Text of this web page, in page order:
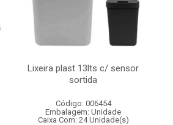
Lixeira plast 13lts c/ sensor
sortida
Código: 006454
Embalagem: Unidade
Caixa Com: 24 Unidade(s)